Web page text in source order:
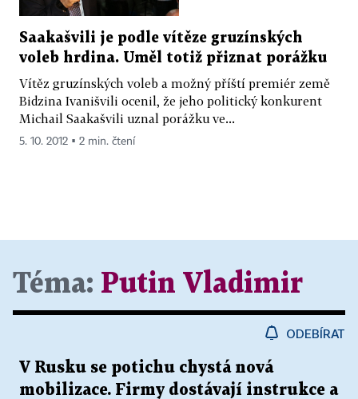
Saakašvili je podle vítěze gruzínských
voleb hrdina. Uměl totiž přiznat porážku
Vítěz gruzínských voleb a možný příští premiér země
Bidzina Ivanišvili ocenil, že jeho politický konkurent
Michail Saakašvili uznal porážku ve...
5. 10. 2012 ▪ 2 min. čtení
Téma: Putin Vladimir
ODEBÍRAT
V Rusku se potichu chystá nová
mobilizace. Firmy dostávají instrukce a